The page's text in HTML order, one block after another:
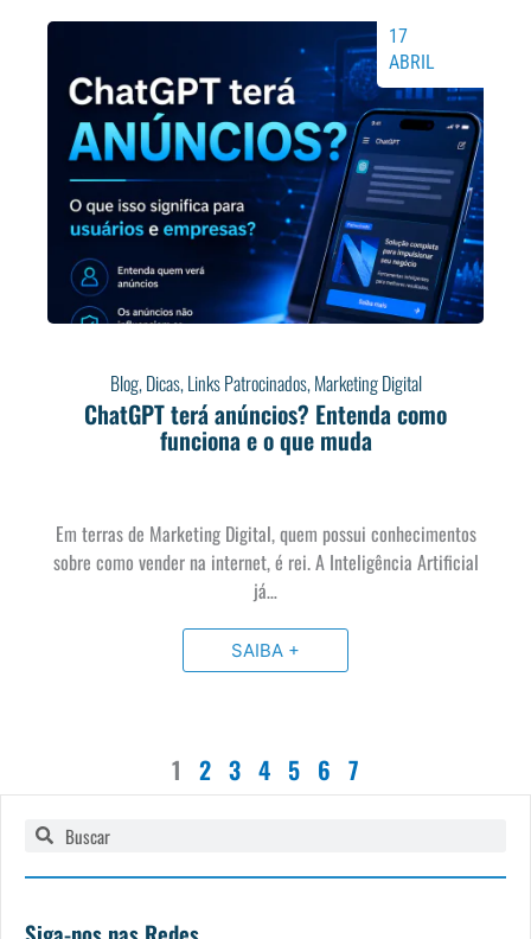
Blog,Dicas,Links Patrocinados,Marketing Digital
ChatGPT terá anúncios? Entenda como
funciona e o que muda
17
ABRIL
Em terras de Marketing Digital, quem possui conhecimentos
sobre como vender na internet, é rei. A Inteligência Artificial
já…
SAIBA +
1 2 3 4 5 6 7
Pesquisar
Pesquisar